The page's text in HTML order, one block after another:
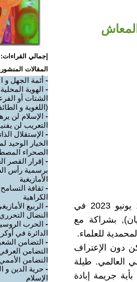
المعاش
نظم برلمان مورك و الاتحاد البرلماني الدولي, من 13 إلى 15 يونيو 2023 في
بشراكة مع
للعلماء.
دون الإعتراف
العالمي. طيلة
بأية جريمة إبادة
إجمالي القراءات: 2,484,028
المقالات المنشورة:
- أئمة الجهل و
- الهوية
الشتات أو
(اللغوية و
- الإسلام لن
التعريب لن
- الإستقلال
الخيار الوحيد
الصحراء
- إقرار القصر
برسمية رأس
الأمازيغية
- ثقافة
الكراهية
- الربيع
النضال التحرري
- الحرب
الدائرة في
- التضامن
التضامن
التضامن الأممي
- حرية الدين و
الإسلام